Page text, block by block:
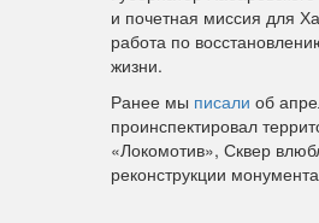
и почетная миссия для
работа по
жизни.
Ранее мы писали об
проинспектировал
«Локомотив», Сквер
реконструкции